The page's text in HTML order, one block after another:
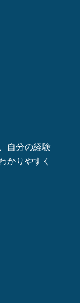
自分の経験
かりやすく